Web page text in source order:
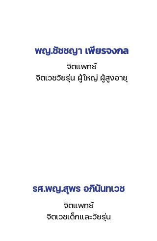
พญ.ชัชชญา เพียรจงกล
จิตแพทย์
จิตเวชวัยรุ่น ผู้ใหญ่ ผู้สูงอายุ
รศ.พญ.สุพร อภินันทเวช
จิตแพทย์
จิตเวชเด็กและวัยรุ่น